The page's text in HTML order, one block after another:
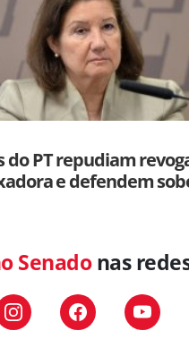
do PT repudiam
e defendem
Senadonas